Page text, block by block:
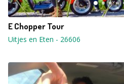
E Chopper Tour
Uitjes en Eten - 26606